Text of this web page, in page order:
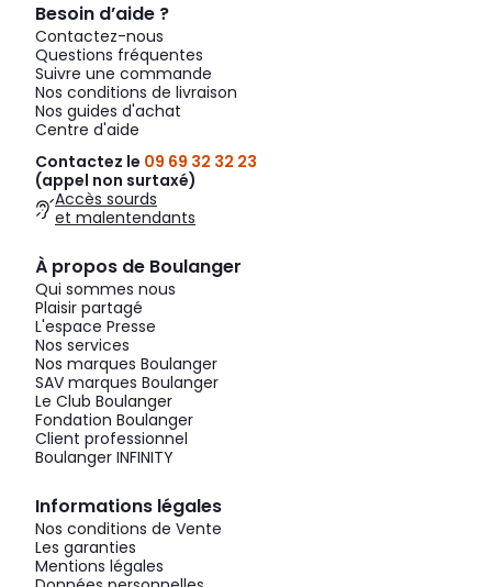
Besoin d’aide ?
Contactez-nous
Questions fréquentes
Suivre une commande
Nos conditions de livraison
Nos guides d'achat
Centre d'aide
Contactez le 09 69 32 32 23
(appel non surtaxé)
Accès sourds
et malentendants
À propos de Boulanger
Qui sommes nous
Plaisir partagé
L'espace Presse
Nos services
Nos marques Boulanger
SAV marques Boulanger
Le Club Boulanger
Fondation Boulanger
Client professionnel
Boulanger INFINITY
Informations légales
Nos conditions de Vente
Les garanties
Mentions légales